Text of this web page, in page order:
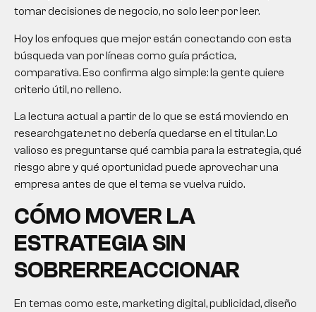
tomar decisiones de negocio, no solo leer por leer.
Hoy los enfoques que mejor están conectando con esta
búsqueda van por líneas como guía práctica,
comparativa. Eso confirma algo simple: la gente quiere
criterio útil, no relleno.
La lectura actual a partir de lo que se está moviendo en
researchgate.net no debería quedarse en el titular. Lo
valioso es preguntarse qué cambia para la estrategia, qué
riesgo abre y qué oportunidad puede aprovechar una
empresa antes de que el tema se vuelva ruido.
CÓMO MOVER LA
ESTRATEGIA SIN
SOBRERREACCIONAR
En temas como este,marketing digital, publicidad, diseño